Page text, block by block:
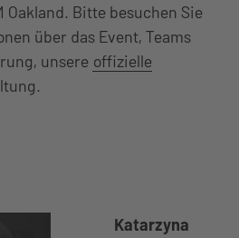
Oakland. Bitte besuchen Sie
über das Event, Teams
unsere offizielle
Katarzyna